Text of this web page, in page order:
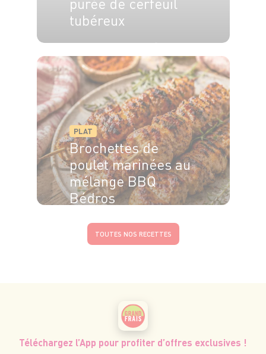
tubéreux
PLAT
Brochettes de
poulet marinées au
mélange BBQ
Bédros
TOUTES NOS RECETTES
Téléchargez l’App pour profiter d’offres exclusives !